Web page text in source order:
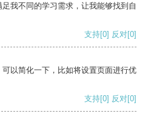
我不同的学习需求，让我能够找到自
支持[0] 反对[0]
以简化一下，比如将设置页面进行优
支持[0] 反对[0]